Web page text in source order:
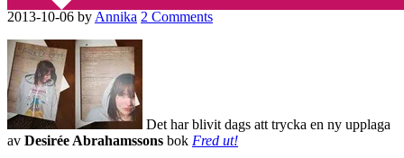
2013-10-06 by Annika 2 Comments
Det har blivit dags att trycka en ny upplaga
av Desirée Abrahamssons bok Fred ut!